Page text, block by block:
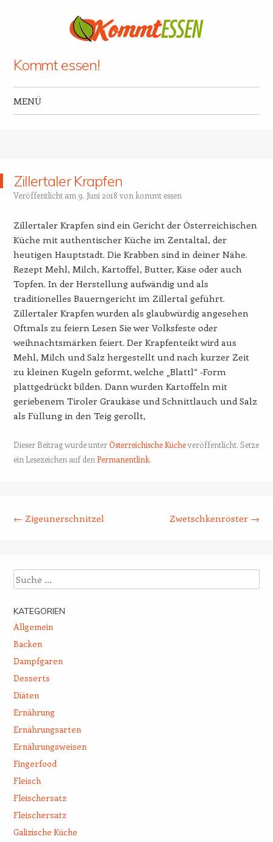
Kommt essen!
MENÜ
Zillertaler Krapfen
Veröffentlicht am 9. Juni 2018 von kommt essen
Zillertaler Krapfen sind ein Gericht der Österreichischen
Küche mit authentischer Küche im Zentaltal, der
heutigen Hauptstadt. Die Krabben sind in deiner Nähe.
Rezept Mehl, Milch, Kartoffel, Butter, Käse oder auch
Topfen. In der Herstellung aufwändig und als
traditionelles Bauerngericht im Zillertal geführt.
Zillertaler Krapfen wurden als glaubwürdig angesehen
Oftmals zu feiern Lesen Sie wer Volksfeste oder
weihnachtsmärken feiert. Der Krapfenteikt wird aus
Mehl, Milch und Salz hergestellt und nach kurzer Zeit
zu kleinen Kugeln geformt, welche „Blattl“ -Form
plattgedrückt bilden. Dann wurden Kartoffeln mit
geriebenem Tiroler Graukäse und Schnittlauch und Salz
als Füllung in den Teig gerollt,
Dieser Beitrag wurde unterÖsterreichische Kücheveröffentlicht. Setze
ein Lesezeichen auf den Permanentlink.
← Zigeunerschnitzel Zwetschkenröster →
Suche
KATEGORIEN
Allgemein
Backen
Dampfgaren
Desserts
Diäten
Ernährung
Ernährungsarten
Ernährungsweisen
Fingerfood
Fleisch
Fleischersatz
Fleischersatz
Galizische Küche